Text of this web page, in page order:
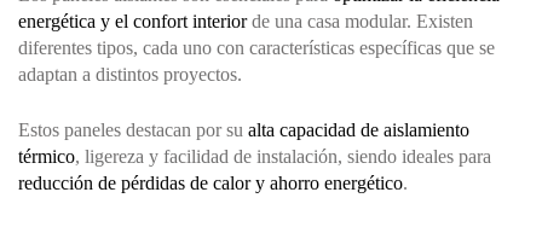
energética y el confort interiorde una casa modular. Existen
diferentes tipos, cada uno con características específicas que se
adaptan a distintos proyectos.
Estos paneles destacan por su alta capacidad de aislamiento
térmico, ligereza y facilidad de instalación, siendo ideales para
reducción de pérdidas de calor y ahorro energético.